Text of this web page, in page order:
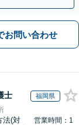
お問い合わせ
士 福岡県
法(対
営業時間：1